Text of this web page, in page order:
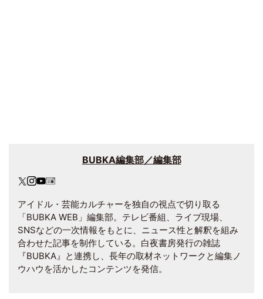
BUBKA編集部／編集部
アイドル・芸能カルチャーを独自の視点で切り取る
「BUBKA WEB」編集部。テレビ番組、ライブ現場、
SNSなどの一次情報をもとに、ニュース性と解釈を組み
合わせた記事を制作している。白夜書房発行の雑誌
『BUBKA』と連携し、長年の取材ネットワークと編集ノ
ウハウを活かしたコンテンツを発信。